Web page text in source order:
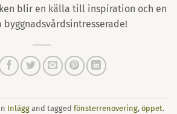
blir en källa till inspiration och en
Inlägg and tagged fönsterrenovering, öppet.